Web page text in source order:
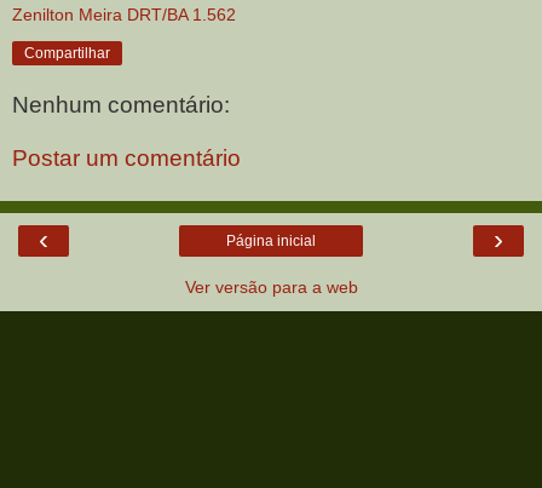
Zenilton Meira DRT/BA 1.562
Compartilhar
Nenhum comentário:
Postar um comentário
‹ ›
Página inicial
Ver versão para a web